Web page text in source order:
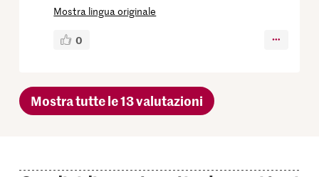
Mostra lingua originale
0
Mostra tutte le 13 valutazioni